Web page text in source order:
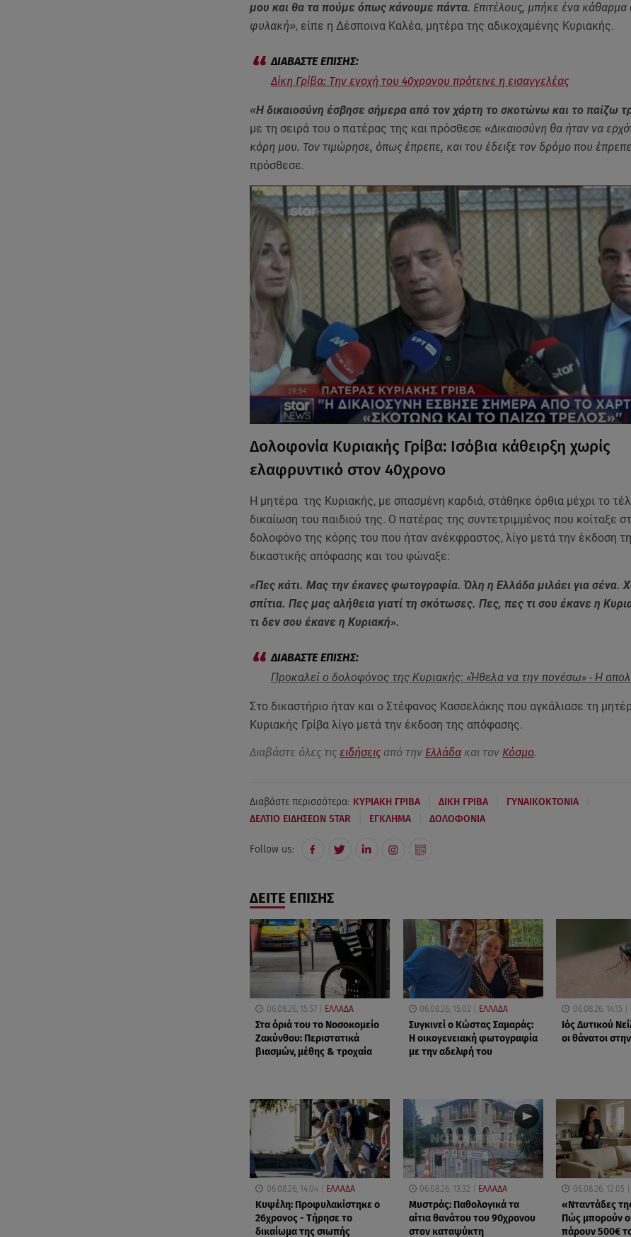
μου και θα τα πούμε όπως κάνουμε πάντα. Επιτέλους, μπήκε ένα
φυλακή», είπε η Δέσποινα Καλέα, μητέρα της αδικοχαμένης Κυριακής.
Δίκη Γρίβα: Την ενοχή του 40χρονου πρότεινε η εισαγγελέας
«Η δικαιοσύνη έσβησε σήμερα από τον χάρτη το σκοτώνω και το παίζω
με τη σειρά του ο πατέρας της και πρόσθεσε «Δικαιοσύνη θα ήταν να
κόρη μου. Τον τιμώρησε, όπως έπρεπε, και του έδειξε τον δρόμο που
πρόσθεσε.
Δολοφονία Κυριακής Γρίβα: Ισόβια κάθειρξη χωρίς
ελαφρυντικό στον 40χρονο
Η μητέρα της Κυριακής, με σπασμένη καρδιά, στάθηκε όρθια μέχρι το
δικαίωση του παιδιού της. Ο πατέρας της συντετριμμένος που κοίταξε
δολοφόνο της κόρης του που ήταν ανέκφραστος, λίγο μετά την έκδοση
δικαστικής απόφασης και του φώναξε:
«Πες κάτι. Μας την έκανες φωτογραφία. Όλη η Ελλάδα μιλάει για σένα.
σπίτια. Πες μας αλήθεια γιατί τη σκότωσες. Πες, πες τι σου έκανε η
τι δεν σου έκανε η Κυριακή».
Προκαλεί ο δολοφόνος της Κυριακής: «Ήθελα να την πονέσω» - Η
Στο δικαστήριο ήταν και ο Στέφανος Κασσελάκης που αγκάλιασε τη
Κυριακής Γρίβα λίγο μετά την έκδοση της απόφασης.
Διαβάστε όλες τις ειδήσειςαπό την Ελλάδακαι τον Κόσμο.
Διαβάστε περισσότερα: ΚΥΡΙΑΚΗ ΓΡΙΒΑ ΔΙΚΗ ΓΡΙΒΑ ΓΥΝΑΙΚΟΚΤΟΝΙΑ
ΔΕΛΤΙΟ ΕΙΔΗΣΕΩΝ STAR ΕΓΚΛΗΜΑ ΔΟΛΟΦΟΝΙΑ
Follow us:
ΔΕΙΤΕ ΕΠΙΣΗΣ
06.08.26, 15:57 ΕΛΛΑΔΑ
Στα όριά του το Νοσοκομείο
Ζακύνθου: Περιστατικά
βιασμών, μέθης & τροχαία
06.08.26, 15:02 ΕΛΛΑΔΑ
Συγκινεί ο Κώστας Σαμαράς:
Η οικογενειακή φωτογραφία
με την αδελφή του
06.08.26, 14:15
Ιός Δυτικού
οι θάνατοι
06.08.26, 14:04 ΕΛΛΑΔΑ
Κυψέλη: Προφυλακίστηκε ο
26χρονος - Τήρησε το
δικαίωμα της σιωπής
06.08.26, 13:32 ΕΛΛΑΔΑ
Μυστράς: Παθολογικά τα
αίτια θανάτου του 90χρονου
στον καταψύκτη
06.08.26, 12:05
«Νταντάδες
Πώς μπορούν
πάρουν 500€